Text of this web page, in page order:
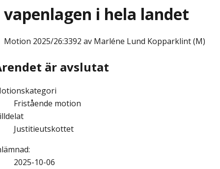
vapenlagen i hela landet
Motion 2025/26:3392 av Marléne Lund Kopparklint (M)
är avslutat
Fristående motion
Justitieutskottet
:
2025-10-06